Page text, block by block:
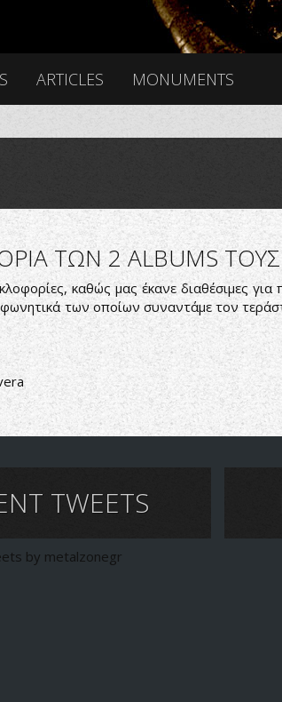
ARTICLES MONUMENTS
ΤΩΝ 2 ALBUMS ΤΟΥΣ
καθώς μας έκανε διαθέσιμες για
των οποίων συναντάμε τον
TWEETS
by metalzonegr